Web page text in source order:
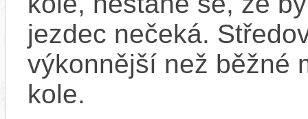
jezdec nečeká.
výkonnější než běžné
kole.